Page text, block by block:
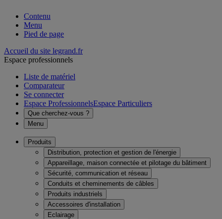
Contenu
Menu
Pied de page
Accueil du site legrand.fr
Espace professionnels
Liste de matériel
Comparateur
Se connecter
Espace ProfessionnelsEspace Particuliers
Que cherchez-vous ?
Menu
Produits
Distribution, protection et gestion de l'énergie
Appareillage, maison connectée et pilotage du bâtiment
Sécurité, communication et réseau
Conduits et cheminements de câbles
Produits industriels
Accessoires d'installation
Eclairage